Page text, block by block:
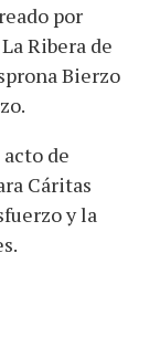
por
Ribera de
Bierzo
de
Cáritas
y la